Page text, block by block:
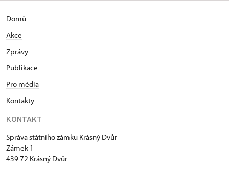
Domů
Akce
Zprávy
Publikace
Pro média
Kontakty
KONTAKT
Správa státního zámku Krásný Dvůr
Zámek 1
439 72 Krásný Dvůr